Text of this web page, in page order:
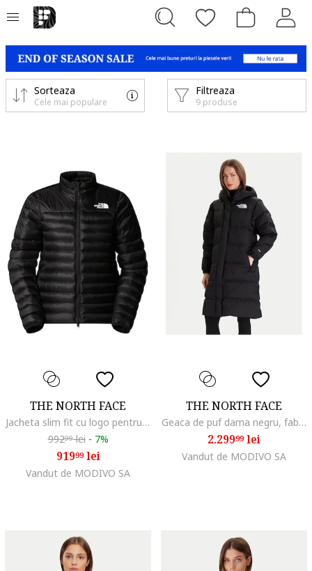
Filtreaza
9 produse
Sorteaza
Cele mai populare
THE NORTH FACE
Jacheta slim fit cu logo pentru drumetii Terra Peak
99299lei - 7%
91999lei
Vandut de MODIVO SA
THE NORTH FACE
Geaca de puf dama negru, fabrica usoara
2.29999lei
Vandut de MODIVO SA